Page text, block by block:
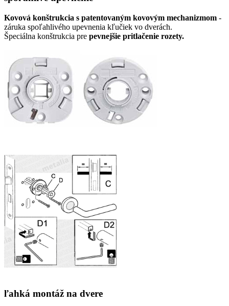
Kovová konštrukcia s patentovaným kovovým mechanizmom -
záruka spoľahlivého upevnenia kľučiek vo dverách.
Špeciálna konštrukcia pre pevnejšie pritlačenie rozety.
ľahká montáž na dvere